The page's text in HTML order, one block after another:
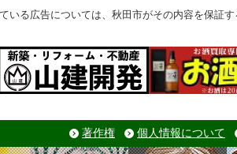
いる広告については、秋田市がその内容を保証す
著作権 個人情報について